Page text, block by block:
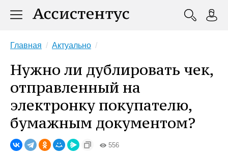
Главная Актуально
Нужно ли дублировать чек,
отправленный на
электронку покупателю,
бумажным документом?
556